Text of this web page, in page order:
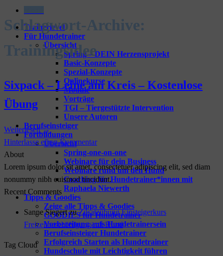
Trainerlevel
Für Hundetrainer
Übersicht
Spring – DEIN Herzensprojekt
Basic-Konzepte
Spezial-Konzepte
Onlinekurse
Module
Vorträge
TGI – Tiergestützte Intervention
Unsere Autoren
Berufseinsteiger
Fortbildungen
Übersicht
Spring-one-on-one
Webinare für dein Business
Webinare rund um den Hund
Coaching für Hundetrainer*innen mit
Raphaela Niewerth
Tipps & Goodies
Zeige alle Tipps & Goodies
GOODIES für Hundetrainer
Vorbereitung aufs Hundetrainersein
Berufseinsteiger Hundetrainer
Erfolgreich Starten als Hundetrainer
Hundeschule mit Leichtigkeit führen
Schlagwort-Archive:
Trainingsidee
Sixpack – Leine am Kreis – Kostenlose
Übung
Weiterlesen→
Hinterlasse einen Kommentar
About
Lorem ipsum dolor sit amet, consectetuer adipiscing elit, sed diam
nonummy nibh euismod tincidunt.
Recent Comments
Sanne SiegertzuZusatzübung Einsteigerkurs
Freizeitbeschäftigung mit Hund
Tag Cloud